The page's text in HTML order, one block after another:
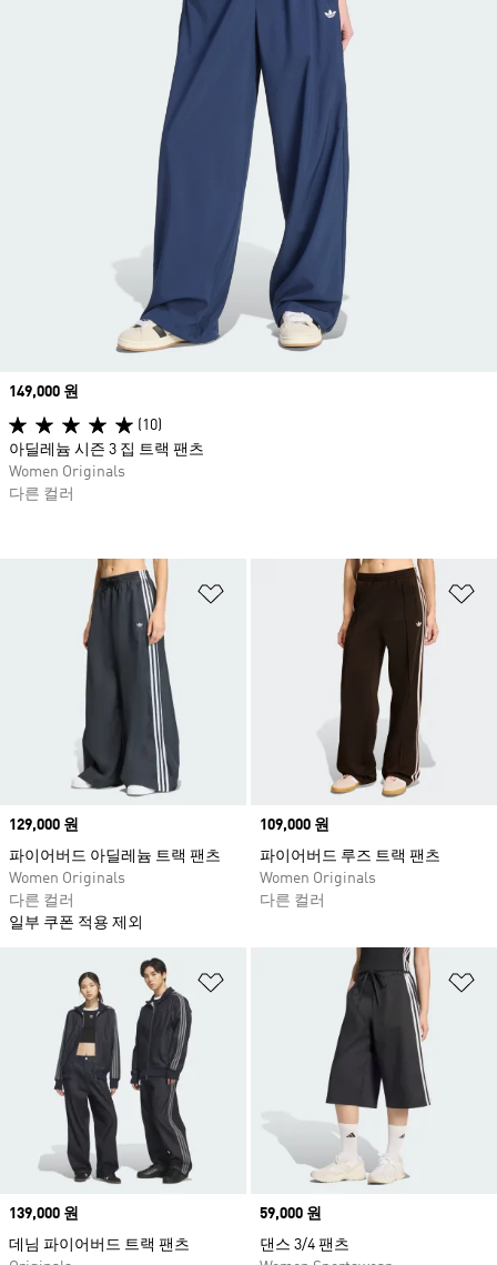
위시리스트 담기
Price
129,000 원
파이어버드 아딜레늄 트랙 팬츠
Women Originals
다른 컬러
일부 쿠폰 적용 제외
Price
109,000 원
파이어버드 루즈 트랙 팬츠
Women Originals
다른 컬러
위시리스트 담기
Price
139,000 원
데님 파이어버드 트랙 팬츠
Price
59,000 원
댄스 3/4 팬츠
Price
149,000 원
(10)
아딜레늄 시즌 3 집 트랙 팬츠
Women Originals
다른 컬러